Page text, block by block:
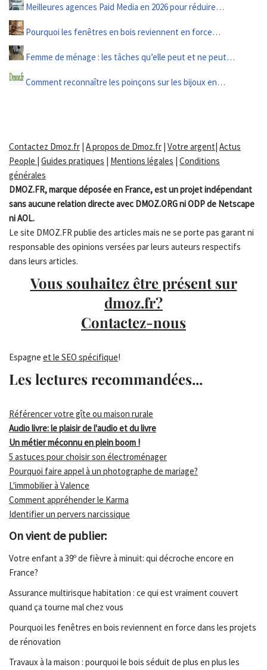
Meilleures agences Paid Media en 2026 pour réduire…
Pourquoi les fenêtres en bois reviennent en force…
Femme de ménage : les tâches qu’elle peut et ne peut…
Comment reconnaître les poinçons sur les bijoux en…
Contactez Dmoz.fr | A propos de Dmoz.fr | Votre argent| Actus
People | Guides pratiques | Mentions légales | Conditions
générales
DMOZ.FR, marque déposée en France, est un projet indépendant
sans aucune relation directe avec DMOZ.ORG ni ODP de Netscape
ni AOL.
Le site DMOZ.FR publie des articles mais ne se porte pas garant ni
responsable des opinions versées par leurs auteurs respectifs
dans leurs articles.
Vous souhaitez être présent sur
dmoz.fr?
Contactez-nous
Espagne et le SEO spécifique!
Les lectures recommandées...
Référencer votre gîte ou maison rurale
Audio livre: le plaisir de l'audio et du livre
Un métier méconnu en plein boom !
5 astuces pour choisir son électroménager
Pourquoi faire appel à un photographe de mariage?
L'immobilier à Valence
Comment appréhender le Karma
Identifier un pervers narcissique
On vient de publier:
Votre enfant a 39º de fièvre à minuit: qui décroche encore en
France?
Assurance multirisque habitation : ce qui est vraiment couvert
quand ça tourne mal chez vous
Pourquoi les fenêtres en bois reviennent en force dans les projets
de rénovation
Travaux à la maison : pourquoi le bois séduit de plus en plus les